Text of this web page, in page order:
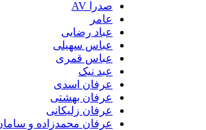
عباد رضایی
عباس سهیلی
عباس قمری
عبد نیک
عرفان اسدی
عرفان بهشتی
عرفان زلیکانی
عرفان محمدزاده و سامان داداشی